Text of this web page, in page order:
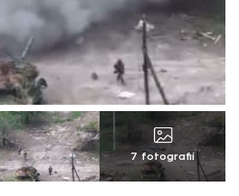
7 fotografií